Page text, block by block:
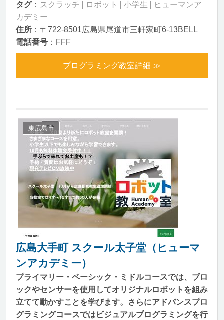
タグ： スクラッチ ロボット 小学生
ヒューマンア
カデミー
住所 ：〒722-8501広島県尾道市三軒家町6-13BELL
電話番号 ：FFF
プログラミング教室詳細 ≫
東広島市
広島大手町 スクール太子堂（ヒューマ
ンアカデミー）
プライマリー・ベーシック・ミドルコースでは、ブロ
ックやセンサーを使用してオリジナルロボットを組み
立てて動かすことを学びます。さらにアドバンスプロ
グラミングコースではビジュアルプログラミングを行